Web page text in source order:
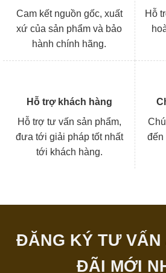
Cam kết nguồn gốc, xuất
xứ của sản phẩm và bảo
hành chính hãng.
Hỗ
Hỗ trợ khách hàng
Hỗ trợ tư vấn sản phẩm,
đưa tới giải pháp tốt nhất
tới khách hàng.
đến
ĐĂNG KÝ TƯ VẤN
ĐÃI MỚI